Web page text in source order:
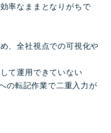
率なままとなりがちで
、全社視点での可視化や
て運用できていない
の転記作業で二重入力が